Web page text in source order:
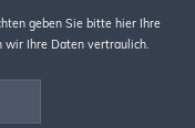
geben Sie bitte hier Ihre
wir Ihre Daten vertraulich.